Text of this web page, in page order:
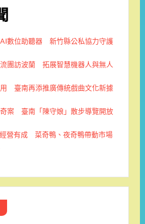
數位助聽器 新竹縣公私協力守護
團訪波蘭 拓展智慧機器人與無人
臺南再添推廣傳統戲曲文化新據
案 臺南「陳守娘」散步導覽開放
營有成 菜奇鴨、夜奇鴨帶動市場